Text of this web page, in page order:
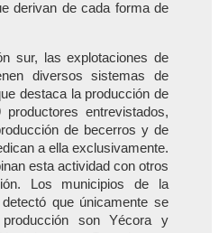
derivan de cada forma de
sur, las explotaciones de
diversos sistemas de
destaca la producción de
entrevistados,
de becerros y de
a ella exclusivamente.
esta actividad con otros
Los municipios de la
que únicamente se
son Yécora y